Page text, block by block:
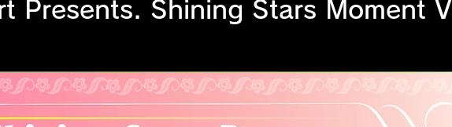
Presents. Shining Stars Moment